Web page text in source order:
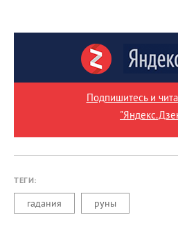
Подпишитесь и
ТЕГИ:
гадания руны